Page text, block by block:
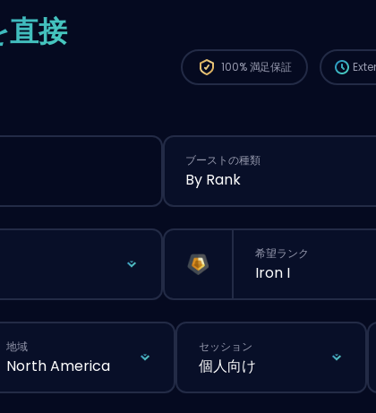
直接
100%満足保証
ブーストの種類
By Rank
希望ランク
Iron I
地域
North America
セッション
個人向け